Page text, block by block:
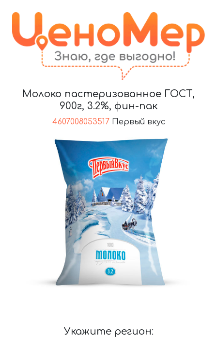
Молоко пастеризованное ГОСТ,
900г, 3.2%, фин-пак
4607008053517Первый вкус
Укажите регион: